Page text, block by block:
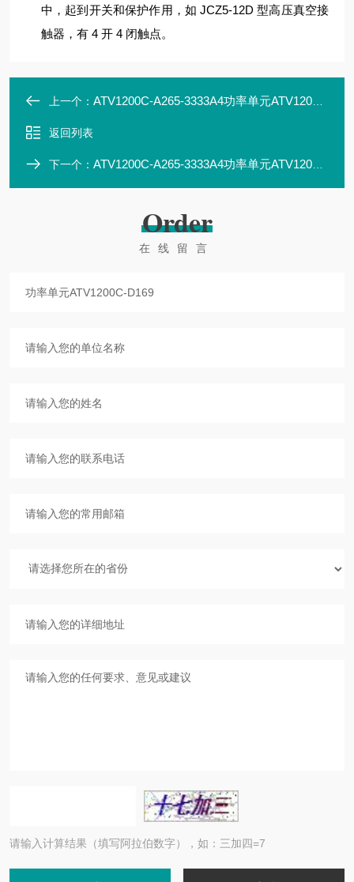
中，起到开关和保护作用，如 JCZ5-12D 型高压真空接
触器，有 4 开 4 闭触点。
上一个： ATV1200C-A265-3333A4功率单元ATV1200C-D3000096
返回列表
下一个： ATV1200C-A265-3333A4功率单元ATV1200C-D3000124
Order
在线留言
请输入计算结果（填写阿拉伯数字），如：三加四=7